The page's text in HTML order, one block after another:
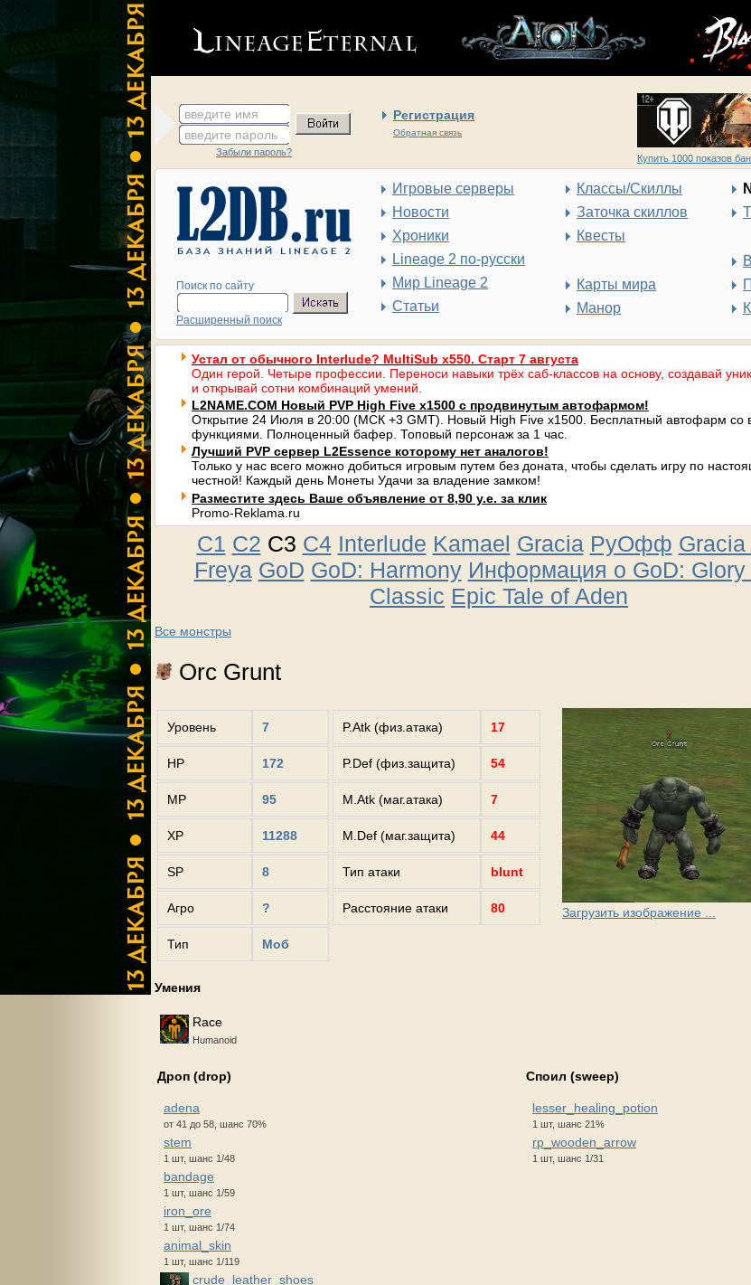
введите имя Регистрация
Обратная связь
введите пароль
Забыли пароль?
Купить 1000 показов
Поиск по сайту
Расширенный поиск
Игровые серверы
Новости
Хроники
Lineage 2 по-русски
Мир Lineage 2
Статьи
Классы/Скиллы
Заточка скиллов
Квесты
Карты мира
Манор
Устал от обычного Interlude? MultiSub x550. Старт 7 августа
Один герой. Четыре профессии. Переноси навыки трёх саб-классов на основу, создавай
и открывай сотни комбинаций умений.
L2NAME.COM Новый PVP High Five x1500 с продвинутым автофармом!
Открытие 24 Июля в 20:00 (МСК +3 GMT). Новый High Five x1500. Бесплатный автофарм со
функциями. Полноценный бафер. Топовый персонаж за 1 час.
Лучший PVP сервер L2Essence которому нет аналогов!
Только у нас всего можно добиться игровым путем без доната, чтобы сделать игру по
честной! Каждый день Монеты Удачи за владение замком!
Разместите здесь Ваше объявление от 8,90 у.е. за клик
Promo-Reklama.ru
C1 C2 C3 C4 Interlude Kamael Gracia РуОфф Gracia
Freya GoD GoD: Harmony Информация о GoD: Glory
Classic Epic Tale of Aden
Все монстры
Orc Grunt
Уровень 7
HP 172
MP 95
XP 11288
SP 8
Агро ?
Тип Моб
P.Atk (физ.атака) 17
P.Def (физ.защита) 54
M.Atk (маг.атака) 7
M.Def (маг.защита) 44
Тип атаки blunt
Расстояние атаки 80 Загрузить изображение ...
Умения
Race
Humanoid
Дроп (drop)
adena
от 41 до 58, шанс 70%
stem
1 шт, шанс 1/48
bandage
1 шт, шанс 1/59
iron_ore
1 шт, шанс 1/74
animal_skin
1 шт, шанс 1/119
crude_leather_shoes
Споил (sweep)
lesser_healing_potion
1 шт, шанс 21%
rp_wooden_arrow
1 шт, шанс 1/31